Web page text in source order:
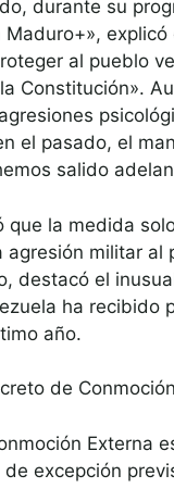
durante su
Maduro+», explicó
al pueblo
Constitución».
el pasado, el
salido
que la medida
agresión militar al
destacó el
ha recibido
año.
de
Externa
excepción